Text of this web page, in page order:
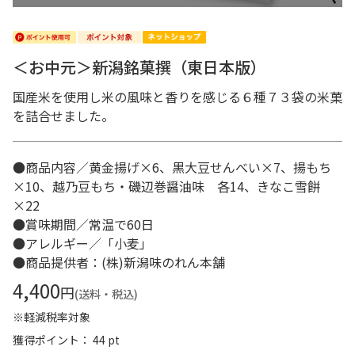
＜お中元＞新潟銘菓撰（東日本版）
国産米を使用し米の風味と香りを感じる６種７３袋の米菓
を詰合せました。
●商品内容／黄金揚げ×6、黒大豆せんべい×7、揚もち
×10、越乃豆もち・磯辺巻醤油味 各14、きなこ雪餅
×22
●賞味期間／常温で60日
●アレルギー／「小麦」
●商品提供者：(株)新潟味のれん本舗
4,400円(送料・税込)
※軽減税率対象
獲得ポイント： 44 pt